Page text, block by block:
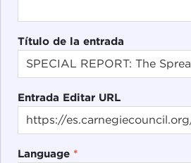
Título de la entrada
Entrada Editar URL
Language *